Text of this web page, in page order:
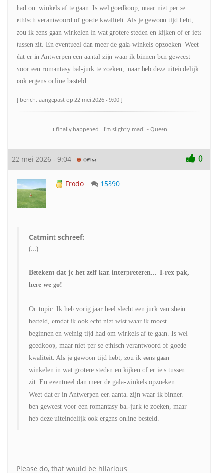
had om winkels af te gaan. Is wel goedkoop, maar niet per se
ethisch verantwoord of goede kwaliteit. Als je gewoon tijd hebt,
zou ik eens gaan winkelen in wat grotere steden en kijken of er iets
tussen zit. En eventueel dan meer de gala-winkels opzoeken. Weet
dat er in Antwerpen een aantal zijn waar ik binnen ben geweest
voor een romantasy bal-jurk te zoeken, maar heb deze uiteindelijk
ook ergens online besteld.
[ bericht aangepast op 22 mei 2026 - 9:00 ]
It finally happened - I'm slightly mad! ~ Queen
22 mei 2026 - 9:04 0
Frodo 15890
Catmint schreef:
(...)
Betekent dat je het zelf kan interpreteren... T-rex pak,
here we go!
On topic: Ik heb vorig jaar heel slecht een jurk van shein
besteld, omdat ik ook echt niet wist waar ik moest
beginnen en weinig tijd had om winkels af te gaan. Is wel
goedkoop, maar niet per se ethisch verantwoord of goede
kwaliteit. Als je gewoon tijd hebt, zou ik eens gaan
winkelen in wat grotere steden en kijken of er iets tussen
zit. En eventueel dan meer de gala-winkels opzoeken.
Weet dat er in Antwerpen een aantal zijn waar ik binnen
ben geweest voor een romantasy bal-jurk te zoeken, maar
heb deze uiteindelijk ook ergens online besteld.
Please do, that would be hilarious